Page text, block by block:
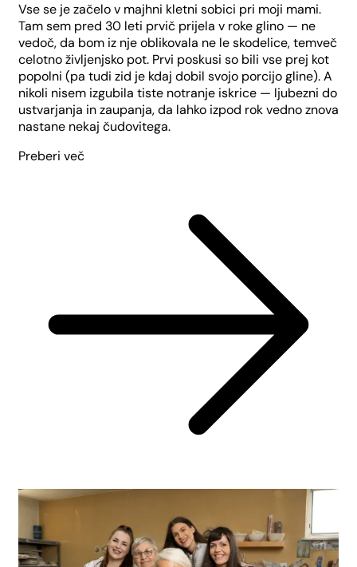
Vse se je začelo v majhni kletni sobici pri moji mami.
Tam sem pred 30 leti prvič prijela v roke glino — ne
vedoč, da bom iz nje oblikovala ne le skodelice, temveč
celotno življenjsko pot. Prvi poskusi so bili vse prej kot
popolni (pa tudi zid je kdaj dobil svojo porcijo gline). A
nikoli nisem izgubila tiste notranje iskrice — ljubezni do
ustvarjanja in zaupanja, da lahko izpod rok vedno znova
nastane nekaj čudovitega.
Preberi več